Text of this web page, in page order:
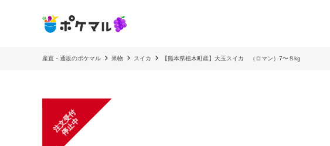
産直・通販のポケマル 果物 スイカ 【熊本県植木町産】大玉スイカ （ロマン）7〜８kg
注
文
受
付
停
止
中